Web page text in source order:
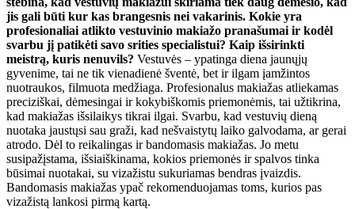
jis gali būti kur kas brangesnis nei vakarinis. Kokie yra
profesionaliai atlikto vestuvinio makiažo pranašumai ir kodėl
svarbu jį patikėti savo srities specialistui? Kaip išsirinkti
meistrą, kuris nenuvils? Vestuvės – ypatinga diena jaunųjų
gyvenime, tai ne tik vienadienė šventė, bet ir ilgam įamžintos
nuotraukos, filmuota medžiaga. Profesionalus makiažas atliekamas
preciziškai, dėmesingai ir kokybiškomis priemonėmis, tai užtikrina,
kad makiažas išsilaikys tikrai ilgai. Svarbu, kad vestuvių dieną
nuotaka jaustųsi sau graži, kad nešvaistytų laiko galvodama, ar gerai
atrodo. Dėl to reikalingas ir bandomasis makiažas. Jo metu
susipažįstama, išsiaiškinama, kokios priemonės ir spalvos tinka
būsimai nuotakai, su vizažistu sukuriamas bendras įvaizdis.
Bandomasis makiažas ypač rekomenduojamas toms, kurios pas
vizažistą lankosi pirmą kartą.